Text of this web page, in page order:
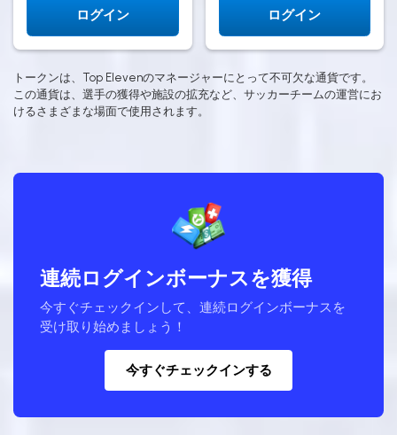
ログイン
ログイン
トークンは、Top Elevenのマネージャーにとって不可欠な通貨です。
この通貨は、選手の獲得や施設の拡充など、サッカーチームの運営にお
けるさまざまな場面で使用されます。
連続ログインボーナスを獲得
今すぐチェックインして、連続ログインボーナスを
受け取り始めましょう！
今すぐチェックインする